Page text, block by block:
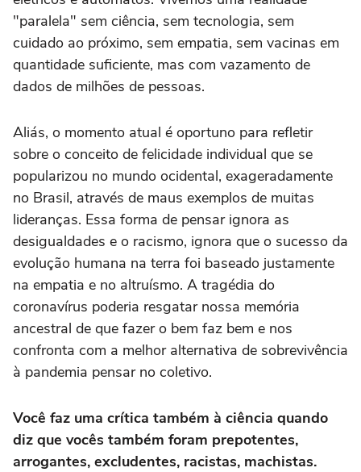
"paralela" sem ciência, sem tecnologia, sem
cuidado ao próximo, sem empatia, sem vacinas em
quantidade suficiente, mas com vazamento de
dados de milhões de pessoas.
Aliás, o momento atual é oportuno para refletir
sobre o conceito de felicidade individual que se
popularizou no mundo ocidental, exageradamente
no Brasil, através de maus exemplos de muitas
lideranças. Essa forma de pensar ignora as
desigualdades e o racismo, ignora que o sucesso da
evolução humana na terra foi baseado justamente
na empatia e no altruísmo. A tragédia do
coronavírus poderia resgatar nossa memória
ancestral de que fazer o bem faz bem e nos
confronta com a melhor alternativa de sobrevivência
à pandemia pensar no coletivo.
Você faz uma crítica também à ciência quando
diz que vocês também foram prepotentes,
arrogantes, excludentes, racistas, machistas.